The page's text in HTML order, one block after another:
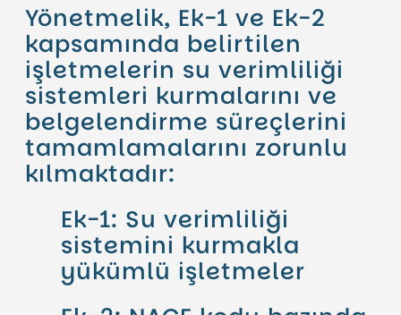
Yönetmelik, Ek-1 ve Ek-2
kapsamında belirtilen
işletmelerin su verimliliği
sistemleri kurmalarını ve
belgelendirme süreçlerini
tamamlamalarını zorunlu
kılmaktadır:
Ek-1: Su verimliliği
sistemini kurmakla
yükümlü işletmeler